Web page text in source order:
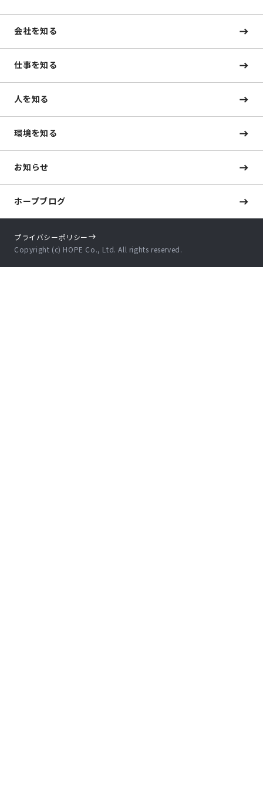
会社を知る
仕事を知る
人を知る
環境を知る
お知らせ
ホープブログ
Copyright (c) HOPE Co., Ltd. All rights reserved.
プライバシーポリシー